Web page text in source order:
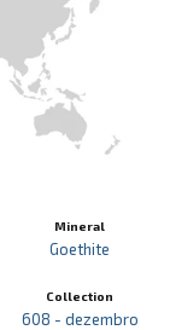
Mineral
Goethite
Collection
608 - dezembro